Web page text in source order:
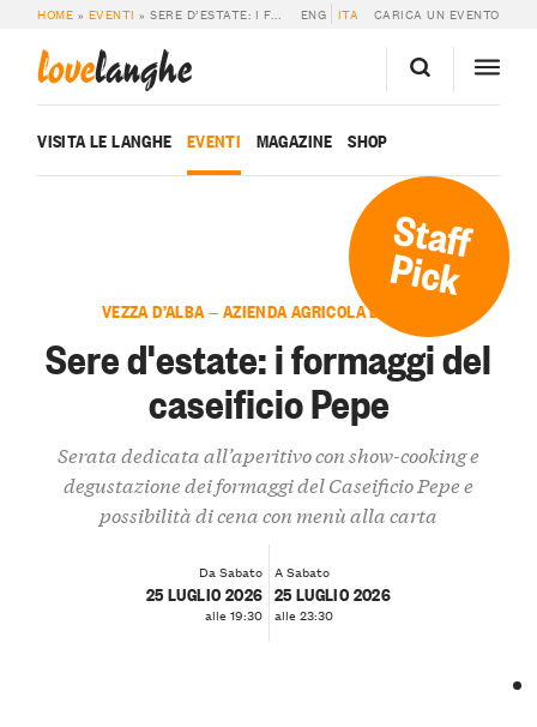
HOME » EVENTI »SERE D’ESTATE: I FORMAGGI DEL CASEIFICIO PEPE ENG ITA CARICA UN EVENTO
lovelanghe
VISITA LE LANGHE EVENTI MAGAZINE SHOP
Staff
Pick
VEZZA D’ALBA — AZIENDA AGRICOLA DEMARIE
Sere d'estate: i formaggi del
caseificio Pepe
Serata dedicata all’aperitivo con show-cooking e
degustazione dei formaggi del Caseificio Pepe e
possibilità di cena con menù alla carta
Da Sabato
25 LUGLIO 2026
alle 19:30
A Sabato
25 LUGLIO 2026
alle 23:30